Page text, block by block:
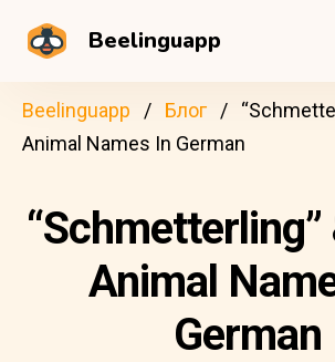
Beelinguapp
Beelinguapp Блог
Animal Names In German
Animal
German